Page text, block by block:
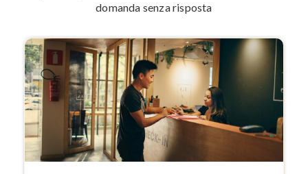
domanda senza risposta